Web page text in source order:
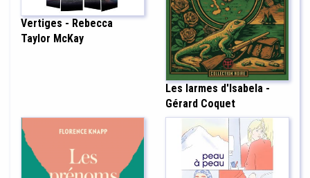
Vertiges - Rebecca
Taylor McKay
Les larmes d'Isabela -
Gérard Coquet